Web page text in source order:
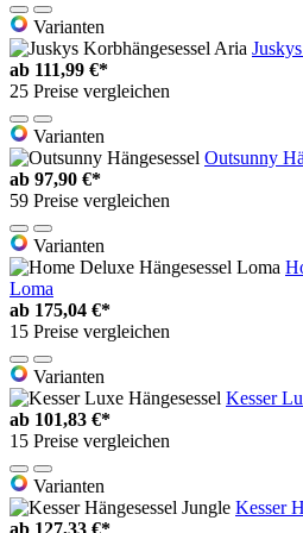
Varianten
ab 111,99 €*
25 Preise vergleichen
Varianten
Outsunny
ab 97,90 €*
59 Preise vergleichen
Varianten
Loma
ab 175,04 €*
15 Preise vergleichen
Varianten
Kesser
ab 101,83 €*
15 Preise vergleichen
Varianten
Kesser